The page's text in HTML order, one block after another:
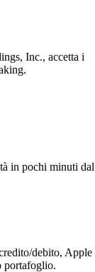
Inc., accetta i
in pochi minuti dal
debito, Apple
portafoglio.